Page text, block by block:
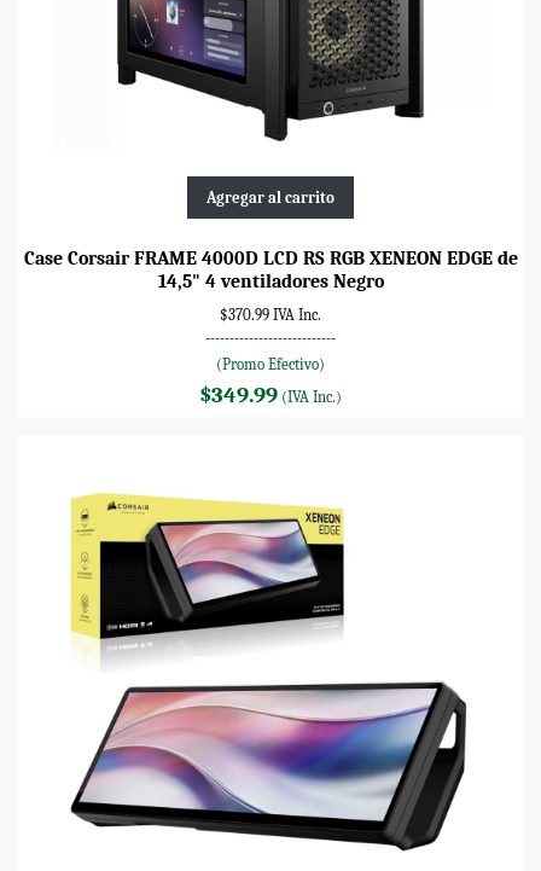
Agregar al carrito
Case Corsair FRAME 4000D LCD RS RGB XENEON EDGE de
14,5" 4 ventiladores Negro
$370.99 IVA Inc.
---------------------------
(Promo Efectivo)
$349.99 (IVA Inc.)